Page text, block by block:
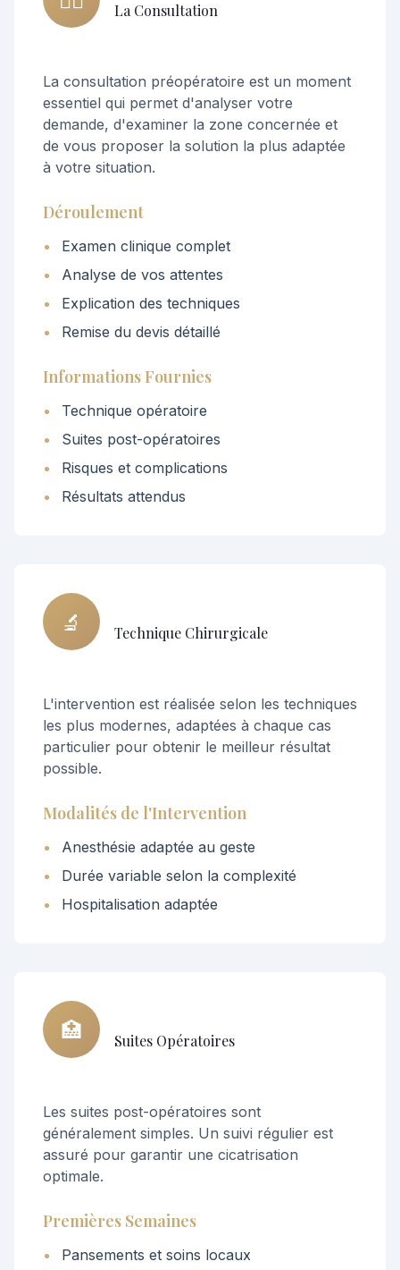
La Consultation
La consultation préopératoire est un moment
essentiel qui permet d'analyser votre
demande, d'examiner la zone concernée et
de vous proposer la solution la plus adaptée
à votre situation.
Déroulement
•
Examen clinique complet
•
Analyse de vos attentes
•
Explication des techniques
•
Remise du devis détaillé
Informations Fournies
•
Technique opératoire
•
Suites post-opératoires
•
Risques et complications
•
Résultats attendus
🔬 Technique Chirurgicale
L'intervention est réalisée selon les techniques
les plus modernes, adaptées à chaque cas
particulier pour obtenir le meilleur résultat
possible.
Modalités de l'Intervention
•
Anesthésie adaptée au geste
•
Durée variable selon la complexité
•
Hospitalisation adaptée
🏥 Suites Opératoires
Les suites post-opératoires sont
généralement simples. Un suivi régulier est
assuré pour garantir une cicatrisation
optimale.
Premières Semaines
• Pansements et soins locaux